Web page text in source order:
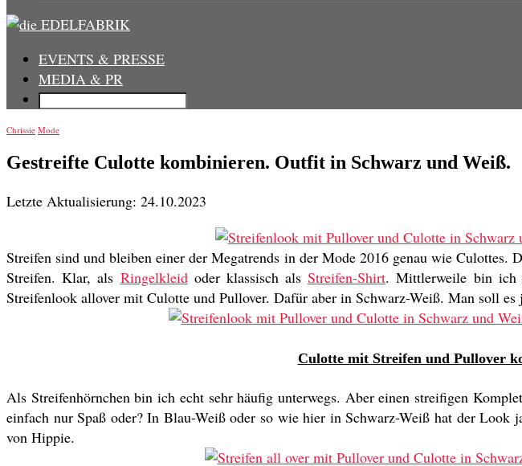
EVENTS & PRESSE
MEDIA & PR
Chrissie Mode
Gestreifte Culotte kombinieren. Outfit in Schwarz und Weiß.
Letzte Aktualisierung: 24.10.2023
Streifen sind und bleiben einer der Megatrends in der Mode 2016 genau wie
Streifen. Klar, als Ringelkleidoder klassisch alsStreifen-Shirt. Mittlerweile bin ich
Streifenlook allover mit Culotte und Pullover. Dafür aber in Schwarz-Weiß. Man soll
Culotte mit Streifen und Pullover
Als Streifenhörnchen bin ich echt sehr häufig unterwegs. Aber einen streifigen
einfach nur Spaß oder? In Blau-Weiß oder so wie hier in Schwarz-Weiß hat der
von Hippie.